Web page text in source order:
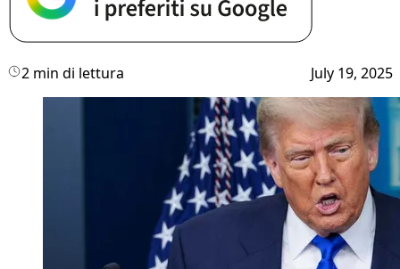
2 min di lettura July 19, 2025